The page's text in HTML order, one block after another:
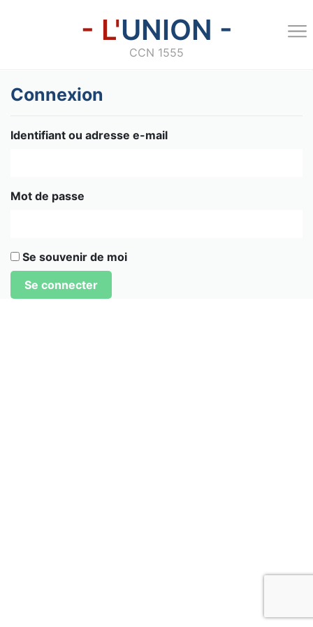
- L'UNION -
CCN 1555
Connexion
Identifiant ou adresse e-mail
Mot de passe
Se souvenir de moi